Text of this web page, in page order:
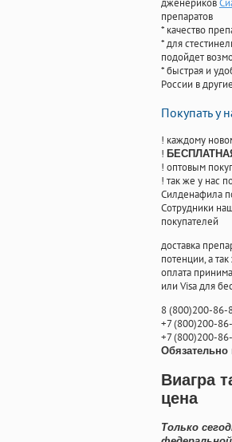
дженериков
препаратов
* качество
* для
подойдет
* быстрая и
России в
Покупать у
! каждому
!
! оптовым
! так же у нас
Силденафила
Cотрудники
покупателей
доставка
потенции, а
оплата
или Visa для
8(800)200-86-
+7(800)200-
+7(800)200-
Виагра
цена
Только